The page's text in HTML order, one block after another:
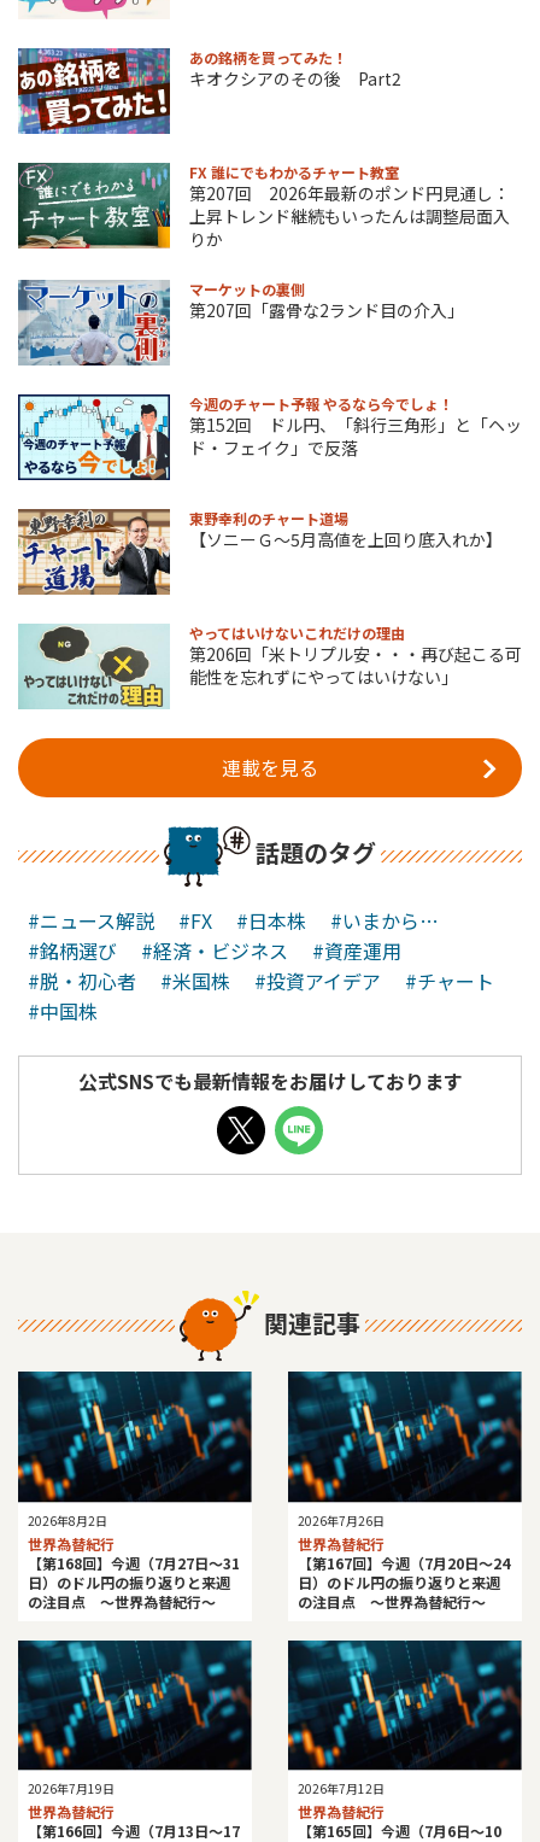
あの銘柄を買ってみた！
キオクシアのその後 Part2
FX 誰にでもわかるチャート教室
第207回 2026年最新のポンド円見通し：
上昇トレンド継続もいったんは調整局面入
りか
マーケットの裏側
第207回「露骨な2ランド目の介入」
今週のチャート予報 やるなら今でしょ！
第152回 ドル円、「斜行三角形」と「ヘッ
ド・フェイク」で反落
東野幸利のチャート道場
【ソニーＧ～5月高値を上回り底入れか】
やってはいけないこれだけの理由
第206回「米トリプル安・・・再び起こる可
能性を忘れずにやってはいけない」
連載を見る
話題のタグ
#ニュース解説 #FX #日本株
#いまから…
#銘柄選び
#経済・ビジネス
#資産運用
#脱・初心者
#米国株 #投資アイデア
#チャート
#中国株
公式SNSでも最新情報をお届けしております
関連記事
2026年8月2日
世界為替紀行
【第168回】今週（7月27日～31
日）のドル円の振り返りと来週
の注目点 ～世界為替紀行～
2026年7月26日
世界為替紀行
【第167回】今週（7月20日～24
日）のドル円の振り返りと来週
の注目点 ～世界為替紀行～
2026年7月19日
世界為替紀行
【第166回】今週（7月13日～17
2026年7月12日
世界為替紀行
【第165回】今週（7月6日～10